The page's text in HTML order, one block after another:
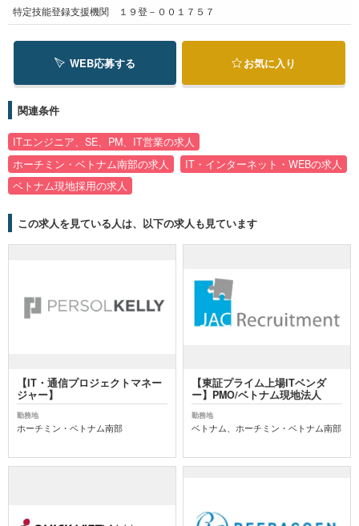
特定技能登録支援機関 １９登－００１７５７
WEB応募する お気に入り
関連条件
ITエンジニア、SE、PM、IT営業の求人
ホーチミン・ベトナム南部の求人
IT・インターネット・WEBの求人
ベトナム現地採用の求人
この求人を見ている人は、以下の求人も見ています
【IT・通信プロジェクトマネー
ジャー】
勤務地
ホーチミン・ベトナム南部
【東証プライム上場ITベンダ
ー】PMO/ベトナム現地法人
勤務地
ベトナム、ホーチミン・ベトナム南部